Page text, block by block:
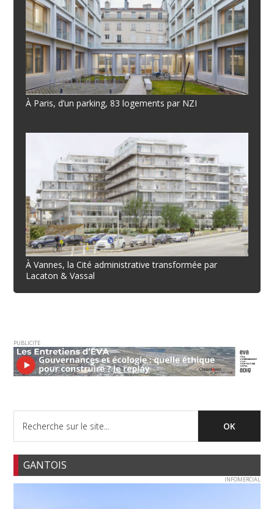
À Paris, d’un parking, 83 logements par NZI
À Vannes, la Cité administrative transformée par
Lacaton & Vassal
PUBLICITE
GANTOIS
INFOMERCIAL